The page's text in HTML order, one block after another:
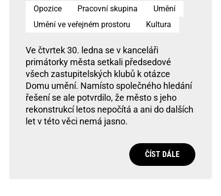
Opozice Pracovní skupina
Umění
Umění ve veřejném prostoru
Kultura
Ve čtvrtek 30. ledna se v kanceláři
primátorky města setkali předsedové
všech zastupitelských klubů k otázce
Domu umění. Namísto společného hledání
řešení se ale potvrdilo, že město s jeho
rekonstrukcí letos nepočítá a ani do dalších
let v této věci nemá jasno.
ČÍST DÁLE